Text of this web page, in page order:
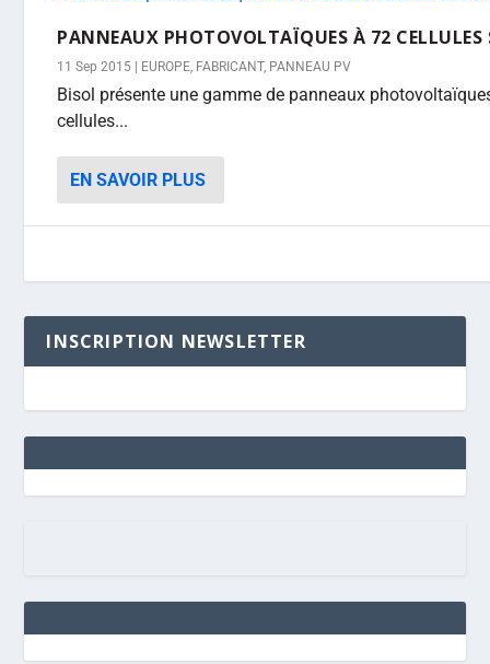
PANNEAUX PHOTOVOLTAÏQUES À 72 CELLULES
11 Sep 2015 EUROPE, FABRICANT, PANNEAU PV
Bisol présente une gamme de panneaux
cellules...
EN SAVOIR PLUS
INSCRIPTION NEWSLETTER